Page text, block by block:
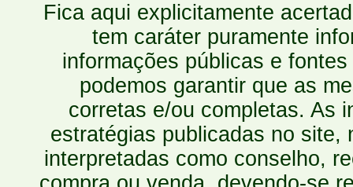
Fica aqui explicitamente
tem caráter puramente
informações públicas e
podemos garantir que as
corretas e/ou completas. As
estratégias publicadas no site,
interpretadas como conselho,